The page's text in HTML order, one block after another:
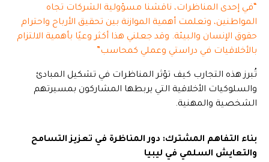
“في إحدى المناظرات، ناقشنا مسؤولية الشركات تجاه
المواطنين، وتعلمت أهمية الموازنة بين تحقيق الأرباح واحترام
حقوق الإنسان والبيئة. وقد جعلني هذا أكثر وعيًا بأهمية الالتزام
بالأخلاقيات في دراستي وعملي كمحاسب”
تُبرز هذه التجارب كيف تؤثر المناظرات في تشكيل المبادئ
والسلوكيات الأخلاقية التي يربطها المشاركون بمسيرتهم
الشخصية والمهنية.
بناء التفاهم المشترك: دور المناظرة في تعزيز التسامح
والتعايش السلمي في ليبيا